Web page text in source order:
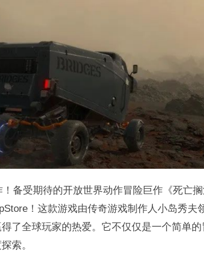
！备受期待的开放世界动作冒险巨作《死亡
！这款游戏由传奇游戏制作人小岛秀夫
了全球玩家的热爱。它不仅仅是一个简单
索。